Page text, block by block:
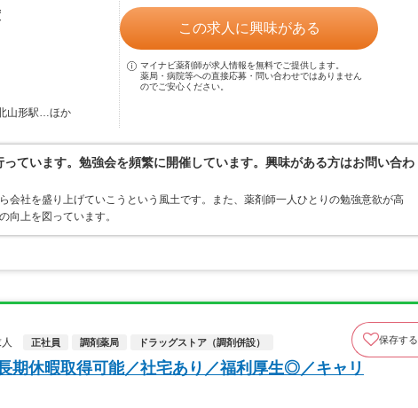
山形駅…ほか
この求人に興味がある
マイナビ薬剤師が求人情報を無料でご提供します。
薬局・病院等への直接応募・問い合わせではありません
のでご安心ください。
ています。勉強会を頻繁に開催しています。興味がある方はお問い合わ
会社を盛り上げていこうという風土です。また、薬剤師一人ひとりの勉強意欲が高
向上を図っています。
正社員 調剤薬局 ドラッグストア（調剤併設） 保存する
期休暇取得可能／社宅あり／福利厚生◎／キャリ